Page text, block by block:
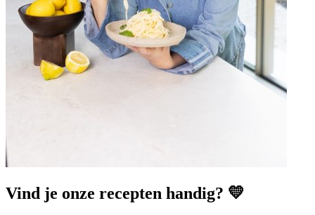
Vind je onze recepten handig? 💛